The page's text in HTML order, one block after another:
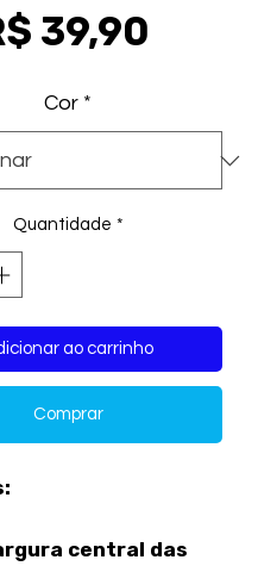
39,90
Cor *
Quantidade *
ao carrinho
Comprar
central das